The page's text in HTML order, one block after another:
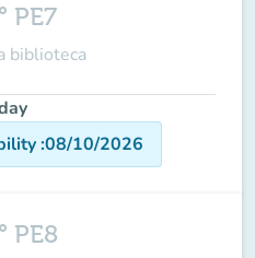
PE7
biblioteca
:08/10/2026
PE8